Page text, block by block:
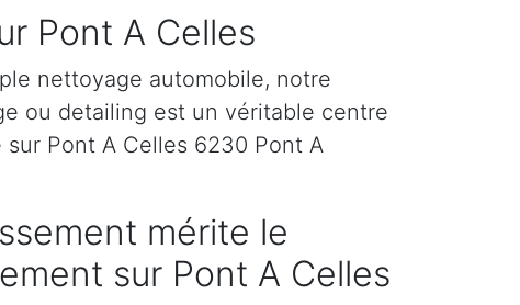
Pont A Celles
nettoyage automobile, notre
ou detailing est un véritable centre
sur Pont A Celles 6230 Pont A
mérite le
sur Pont A Celles